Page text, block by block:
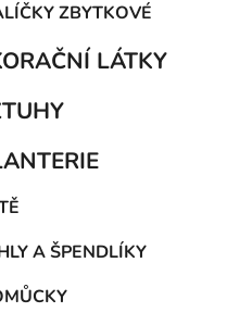
ZBYTKOVÉ
LÁTKY
A ŠPENDLÍKY